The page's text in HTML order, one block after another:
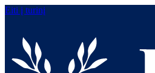
Eiti į turinį